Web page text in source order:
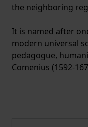
the neighboring
It is named after
modern universal
pedagogue,
Comenius (1592-